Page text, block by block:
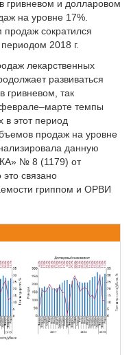
гривневом и долларовом
на уровне 17%.
сократился
2018 г.
лекарственных
развиваться
гривневом, так
темпы
в этот период
продаж на уровне
данную
№ 8 (1179) от
связано
гриппом и ОРВИ